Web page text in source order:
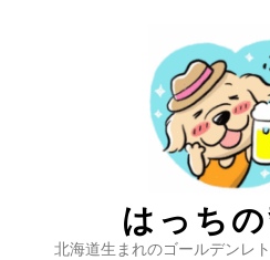
はっち
北海道生まれのゴールデンレ